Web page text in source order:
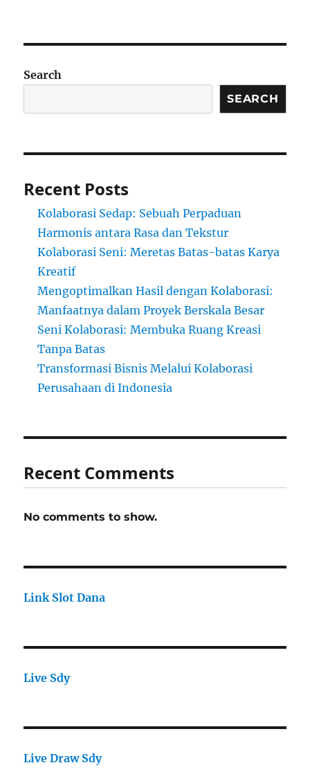
Search
SEARCH
Recent Posts
Kolaborasi Sedap: Sebuah Perpaduan
Harmonis antara Rasa dan Tekstur
Kolaborasi Seni: Meretas Batas-batas Karya
Kreatif
Mengoptimalkan Hasil dengan Kolaborasi:
Manfaatnya dalam Proyek Berskala Besar
Seni Kolaborasi: Membuka Ruang Kreasi
Tanpa Batas
Transformasi Bisnis Melalui Kolaborasi
Perusahaan di Indonesia
Recent Comments
No comments to show.
Link Slot Dana
Live Sdy
Live Draw Sdy